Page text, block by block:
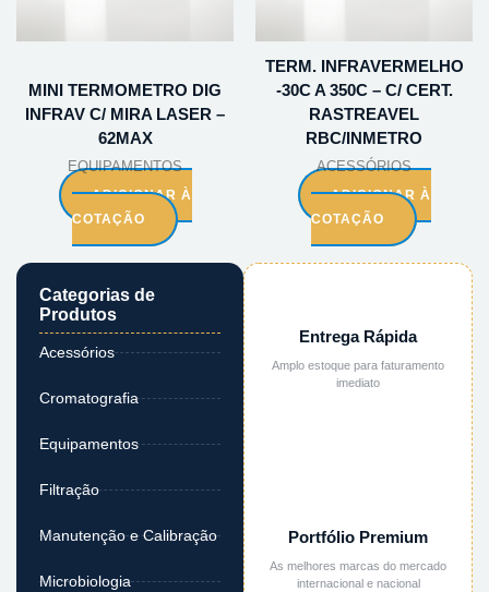
Categorias de
Produtos
Acessórios
Cromatografia
Equipamentos
Filtração
Manutenção e Calibração
Microbiologia
Entrega Rápida
Amplo estoque para faturamento
imediato
Portfólio Premium
As melhores marcas do mercado
internacional e nacional
MINI TERMOMETRO DIG
INFRAV C/ MIRA LASER –
62MAX
EQUIPAMENTOS
ADICIONAR À
COTAÇÃO
TERM. INFRAVERMELHO
-30C A 350C – C/ CERT.
RASTREAVEL
RBC/INMETRO
ACESSÓRIOS
ADICIONAR À
COTAÇÃO